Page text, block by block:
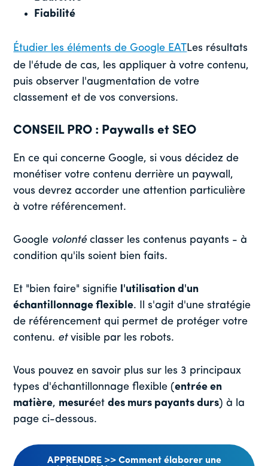
Fiabilité
Étudier les éléments de Google EAT Les résultats
de l'étude de cas, les appliquer à votre contenu,
puis observer l'augmentation de votre
classement et de vos conversions.
CONSEIL PRO : Paywalls et SEO
En ce qui concerne Google, si vous décidez de
monétiser votre contenu derrière un paywall,
vous devrez accorder une attention particulière
à votre référencement.
Google volontéclasser les contenus payants - à
condition qu'ils soient bien faits.
Et "bien faire" signifie l'utilisation d'un
échantillonnage flexible. Il s'agit d'une stratégie
de référencement qui permet de protéger votre
contenu. etvisible par les robots.
Vous pouvez en savoir plus sur les 3 principaux
types d'échantillonnage flexible (entrée en
matière, mesuréetdes murs payants durs) à la
page ci-dessous.
APPRENDRE >> Comment élaborer une